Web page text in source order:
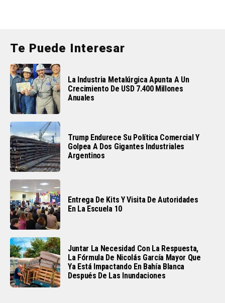
Te Puede Interesar
La Industria Metalúrgica Apunta A Un
Crecimiento De USD 7.400 Millones
Anuales
Trump Endurece Su Política Comercial Y
Golpea A Dos Gigantes Industriales
Argentinos
Entrega De Kits Y Visita De Autoridades
En La Escuela 10
Juntar La Necesidad Con La Respuesta,
La Fórmula De Nicolás García Mayor Que
Ya Está Impactando En Bahía Blanca
Después De Las Inundaciones